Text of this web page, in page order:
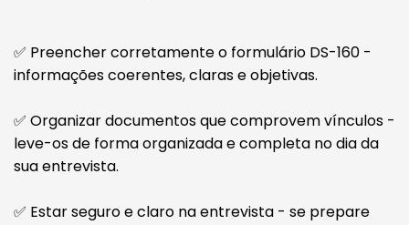
✅ Preencher corretamente o formulário DS-160 -
informações coerentes, claras e objetivas.
✅ Organizar documentos que comprovem vínculos -
leve-os de forma organizada e completa no dia da
sua entrevista.
✅ Estar seguro e claro na entrevista - se prepare